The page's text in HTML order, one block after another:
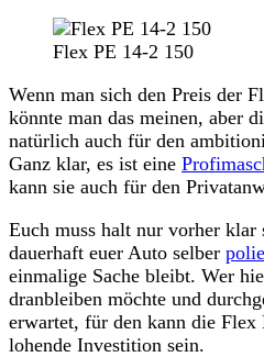
Flex PE 14-2 150
Wenn man sich den Preis der
könnte man das meinen, aber
natürlich auch für den
Ganz klar, es ist eine
kann sie auch für den
Euch muss halt nur vorher
dauerhaft euer Auto selber
einmalige Sache bleibt. Wer
dranbleiben möchte und
erwartet, für den kann die Flex
lohende Investition sein.